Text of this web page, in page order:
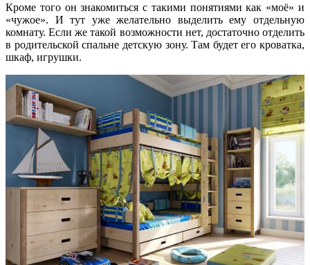
Кроме того он знакомиться с такими понятиями как «моё» и
«чужое». И тут уже желательно выделить ему отдельную
комнату. Если же такой возможности нет, достаточно отделить
в родительской спальне детскую зону. Там будет его кроватка,
шкаф, игрушки.